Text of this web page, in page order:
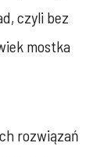
czyli bez
mostka
rozwiązań